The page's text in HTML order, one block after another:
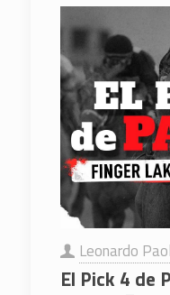
Leonardo
El Pick 4 de